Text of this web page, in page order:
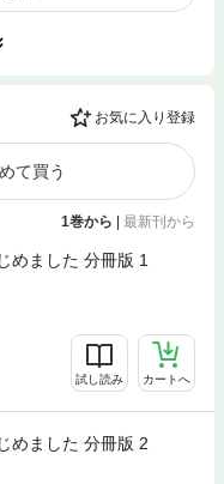
お気に入り登録
て買う
1巻から | 最新刊から
めました 分冊版 1
試し読み カートへ
めました 分冊版 2